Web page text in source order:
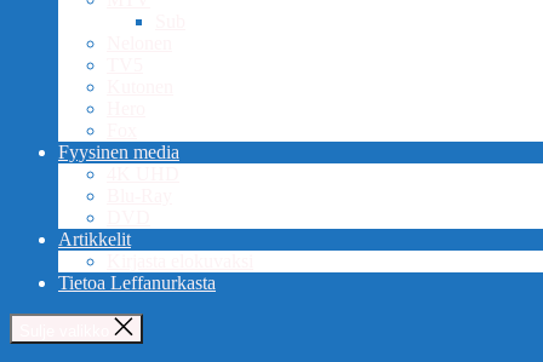
Fyysinen media
Artikkelit
Tietoa Leffanurkasta